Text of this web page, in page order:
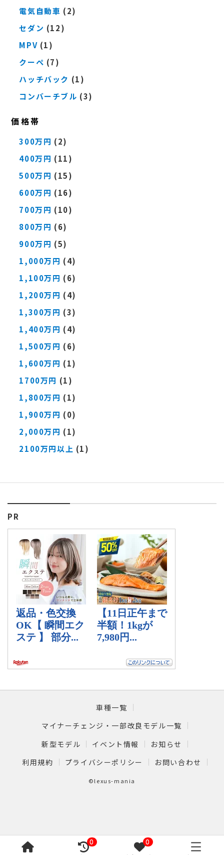
電気自動車 (2)
セダン (12)
MPV (1)
クーペ (7)
ハッチバック (1)
コンバーチブル (3)
価格帯
300万円 (2)
400万円 (11)
500万円 (15)
600万円 (16)
700万円 (10)
800万円 (6)
900万円 (5)
1,000万円 (4)
1,100万円 (6)
1,200万円 (4)
1,300万円 (3)
1,400万円 (4)
1,500万円 (6)
1,600万円 (1)
1700万円 (1)
1,800万円 (1)
1,900万円 (0)
2,000万円 (1)
2100万円以上 (1)
PR
車種一覧
マイナーチェンジ・一部改良モデル一覧
新型モデル
イベント情報
お知らせ
利用規約
プライバシーポリシー お問い合わせ
©lexus-mania
0 0